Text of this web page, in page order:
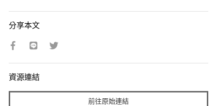
分享本文
資源連結
前往原始連結